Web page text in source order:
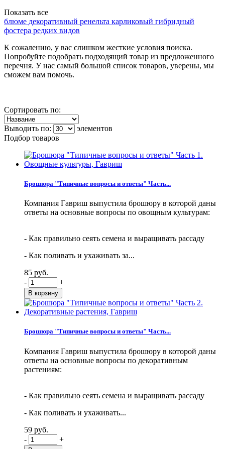
Показать все
блюме декоративный ренельта карликовый гибридный
фостера редких видов
К сожалению, у вас слишком жесткие условия поиска.
Попробуйте подобрать подходящий товар из предложенного
перечня. У нас самый большой список товаров, уверены, мы
сможем вам помочь.
Сортировать по:
Выводить по:
элементов
Подбор товаров
Брошюра "Типичные вопросы и ответы" Часть...
Компания Гавриш выпустила брошюру в которой даны
ответы на основные вопросы по овощным культурам:
- Как правильно сеять семена и выращивать рассаду
- Как поливать и ухаживать за...
85 руб.
-
+
Брошюра "Типичные вопросы и ответы" Часть...
Компания Гавриш выпустила брошюру в которой даны
ответы на основные вопросы по декоративным
растениям:
- Как правильно сеять семена и выращивать рассаду
- Как поливать и ухаживать...
59 руб.
-
+